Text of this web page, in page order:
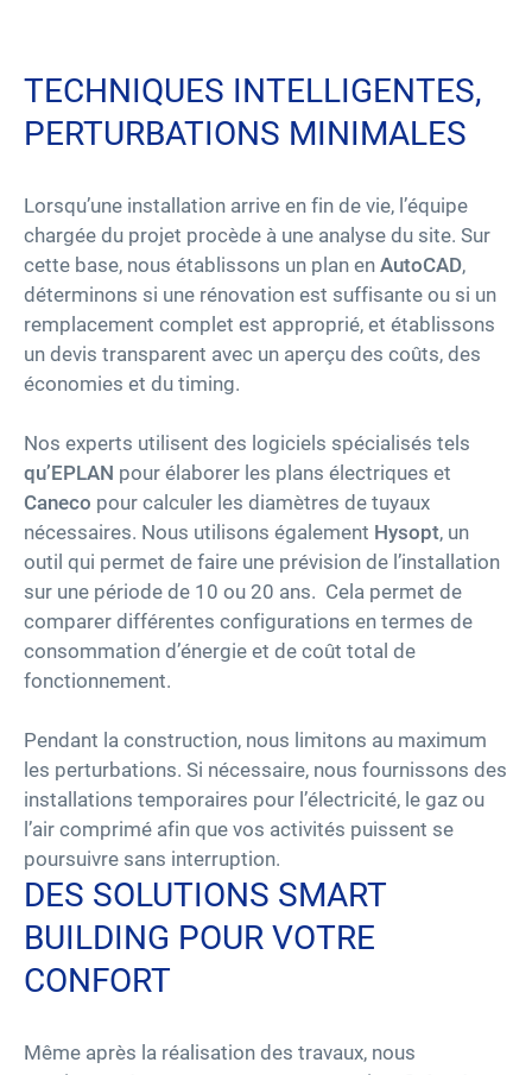
TECHNIQUES INTELLIGENTES,
PERTURBATIONS MINIMALES
Lorsqu’une installation arrive en fin de vie, l’équipe
chargée du projet procède à une analyse du site. Sur
cette base, nous établissons un plan en AutoCAD,
déterminons si une rénovation est suffisante ou si un
remplacement complet est approprié, et établissons
un devis transparent avec un aperçu des coûts, des
économies et du timing.
Nos experts utilisent des logiciels spécialisés tels
qu’EPLAN pour élaborer les plans électriques et
Caneco pour calculer les diamètres de tuyaux
nécessaires. Nous utilisons également Hysopt, un
outil qui permet de faire une prévision de l’installation
sur une période de 10 ou 20 ans. Cela permet de
comparer différentes configurations en termes de
consommation d’énergie et de coût total de
fonctionnement.
Pendant la construction, nous limitons au maximum
les perturbations. Si nécessaire, nous fournissons des
installations temporaires pour l’électricité, le gaz ou
l’air comprimé afin que vos activités puissent se
poursuivre sans interruption.
DES SOLUTIONS SMART
BUILDING POUR VOTRE
CONFORT
Même après la réalisation des travaux, nous